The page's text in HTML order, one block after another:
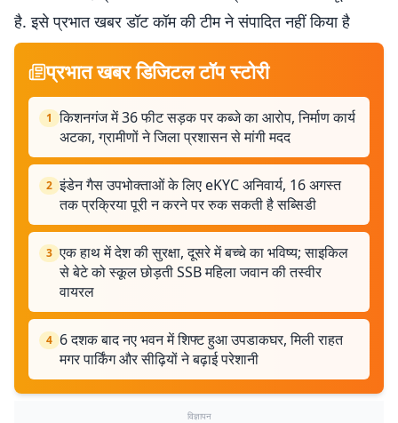
है. इसे प्रभात खबर डॉट कॉम की टीम ने संपादित नहीं किया है
प्रभात खबर डिजिटल टॉप स्टोरी
1 किशनगंज में 36 फीट सड़क पर कब्जे का आरोप, निर्माण कार्य
अटका, ग्रामीणों ने जिला प्रशासन से मांगी मदद
2 इंडेन गैस उपभोक्ताओं के लिए eKYC अनिवार्य, 16 अगस्त
तक प्रक्रिया पूरी न करने पर रुक सकती है सब्सिडी
3 एक हाथ में देश की सुरक्षा, दूसरे में बच्चे का भविष्य; साइकिल
से बेटे को स्कूल छोड़ती SSB महिला जवान की तस्वीर
वायरल
4 6 दशक बाद नए भवन में शिफ्ट हुआ उपडाकघर, मिली राहत
मगर पार्किंग और सीढ़ियों ने बढ़ाई परेशानी
विज्ञापन